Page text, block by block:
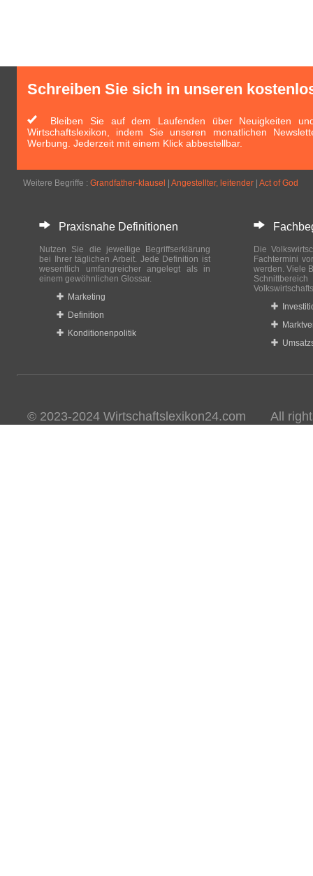
Schreiben Sie sich in unseren
Bleiben Sie auf dem Laufenden über Neuigkeiten
Wirtschaftslexikon, indem Sie unseren monatlichen
Werbung. Jederzeit mit einem Klick abbestellbar.
Weitere Begriffe : Grandfather-klausel Angestellter, leitender Act of God
Praxisnahe Definitionen
Nutzen Sie die jeweilige Begriffserklärung
bei Ihrer täglichen Arbeit. Jede Definition ist
wesentlich umfangreicher angelegt als in
einem gewöhnlichen Glossar.
Marketing
Definition
Konditionenpolitik
Die
Fachtermini
werden. Viele
© 2023-2024 Wirtschaftslexikon24.com All